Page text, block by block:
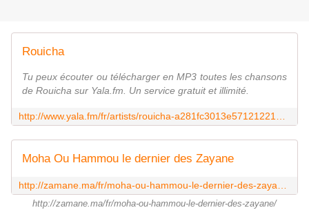
Rouicha
Tu peux écouter ou télécharger en MP3 toutes les chansons
de Rouicha sur Yala.fm. Un service gratuit et illimité.
Moha Ou Hammou le dernier des Zayane
http://zamane.ma/fr/moha-ou-hammou-le-dernier-des-zayane/